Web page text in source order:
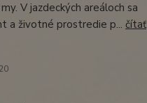
V jazdeckých areáloch sa
a životné prostredie p... čítať